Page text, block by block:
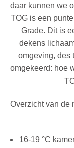
daar kunnen we
TOG is een
Grade. Dit is
dekens
omgeving, des
omgekeerd: hoe
Overzicht van de
16-19 °C